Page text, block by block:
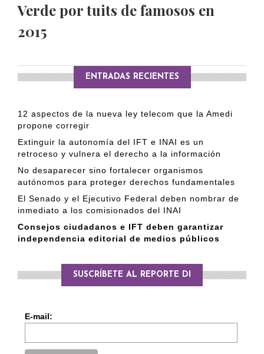
Verde por tuits de famosos en
2015
ENTRADAS RECIENTES
12 aspectos de la nueva ley telecom que la Amedi
propone corregir
Extinguir la autonomía del IFT e INAI es un
retroceso y vulnera el derecho a la información
No desaparecer sino fortalecer organismos
autónomos para proteger derechos fundamentales
El Senado y el Ejecutivo Federal deben nombrar de
inmediato a los comisionados del INAI
Consejos ciudadanos e IFT deben garantizar
independencia editorial de medios públicos
SUSCRÍBETE AL REPORTE DI
E-mail: